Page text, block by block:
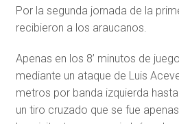
Por la segunda jornada de la
recibieron a los araucanos.
Apenas en los 8’ minutos de
mediante un ataque de Luis
metros por banda izquierda
un tiro cruzado que se fue